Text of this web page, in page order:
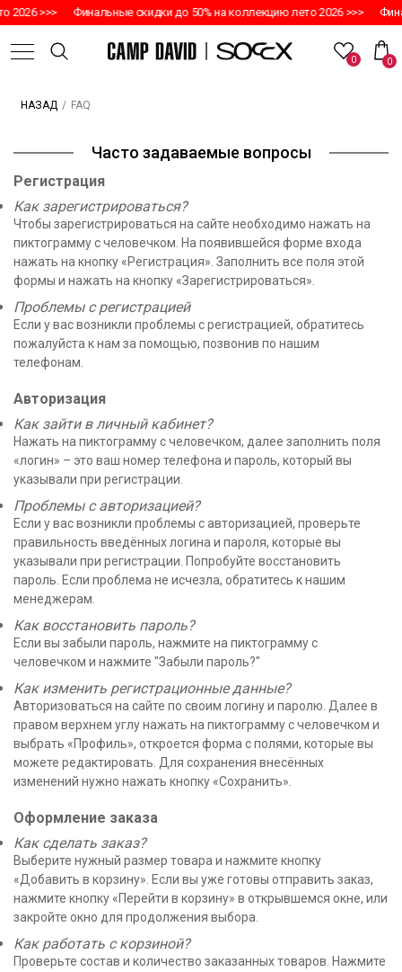
2026 >>> Финальные скидки до 50% на коллекцию лето 2026 >>>
0 0
НАЗАД / FAQ
Часто задаваемые вопросы
Регистрация
Как зарегистрироваться?
Чтобы зарегистрироваться на сайте необходимо нажать на
пиктограмму с человечком. На появившейся форме входа
нажать на кнопку «Регистрация». Заполнить все поля этой
формы и нажать на кнопку «Зарегистрироваться».
Проблемы с регистрацией
Если у вас возникли проблемы с регистрацией, обратитесь
пожалуйста к нам за помощью, позвонив по нашим
телефонам.
Авторизация
Как зайти в личный кабинет?
Нажать на пиктограмму с человечком, далее заполнить поля
«логин» – это ваш номер телефона и пароль, который вы
указывали при регистрации.
Проблемы с авторизацией?
Если у вас возникли проблемы с авторизацией, проверьте
правильность введённых логина и пароля, которые вы
указывали при регистрации. Попробуйте восстановить
пароль. Если проблема не исчезла, обратитесь к нашим
менеджерам.
Как восстановить пароль?
Если вы забыли пароль, нажмите на пиктограмму с
человечком и нажмите "Забыли пароль?"
Как изменить регистрационные данные?
Авторизоваться на сайте по своим логину и паролю. Далее в
правом верхнем углу нажать на пиктограмму с человечком и
выбрать «Профиль», откроется форма с полями, которые вы
можете редактировать. Для сохранения внесённых
изменений нужно нажать кнопку «Сохранить».
Оформление заказа
Как сделать заказ?
Выберите нужный размер товара и нажмите кнопку
«Добавить в корзину». Если вы уже готовы отправить заказ,
нажмите кнопку «Перейти в корзину» в открывшемся окне, или
закройте окно для продолжения выбора.
Как работать с корзиной?
Проверьте состав и количество заказанных товаров. Нажмите